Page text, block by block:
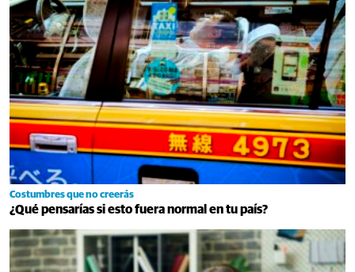
Costumbres que no creerás
¿Qué pensarías si esto fuera normal en tu país?